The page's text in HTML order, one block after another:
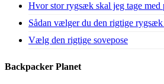
Hvor stor rygsæk skal jeg tage med
Sådan vælger du den rigtige
Vælg den rigtige sovepose
Backpacker Planet